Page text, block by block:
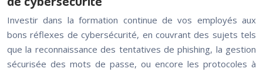
Investir dans la formation continue de vos employés aux
bons réflexes de cybersécurité, en couvrant des sujets tels
que la reconnaissance des tentatives de phishing, la gestion
sécurisée des mots de passe, ou encore les protocoles à